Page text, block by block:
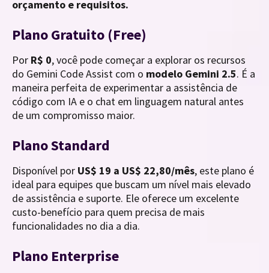
orçamento e requisitos.
Plano Gratuito (Free)
Por R$ 0, você pode começar a explorar os recursos
do Gemini Code Assist com o modelo Gemini 2.5. É a
maneira perfeita de experimentar a assistência de
código com IA e o chat em linguagem natural antes
de um compromisso maior.
Plano Standard
Disponível por US$ 19 a US$ 22,80/mês, este plano é
ideal para equipes que buscam um nível mais elevado
de assistência e suporte. Ele oferece um excelente
custo-benefício para quem precisa de mais
funcionalidades no dia a dia.
Plano Enterprise